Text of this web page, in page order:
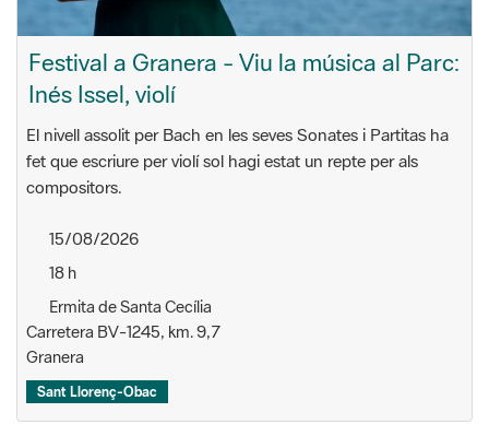
Festival a Granera - Viu la música al Parc:
Inés Issel, violí
El nivell assolit per Bach en les seves Sonates i Partitas ha
fet que escriure per violí sol hagi estat un repte per als
compositors.
15/08/2026
18 h
Ermita de Santa Cecília
Carretera BV-1245, km. 9,7
Granera
Sant Llorenç-Obac